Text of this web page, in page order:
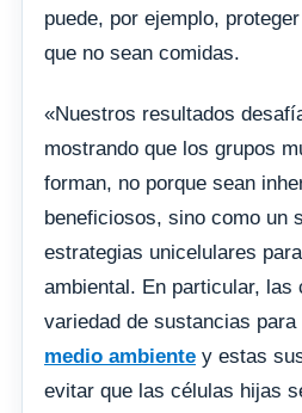
puede, por ejemplo,
que no sean comidas.
«Nuestros resultados
mostrando que los grupos
forman, no porque sean
beneficiosos, sino como un
estrategias unicelulares
ambiental. En particular, las
variedad de sustancias para
medio ambiente y estas
evitar que las células hijas